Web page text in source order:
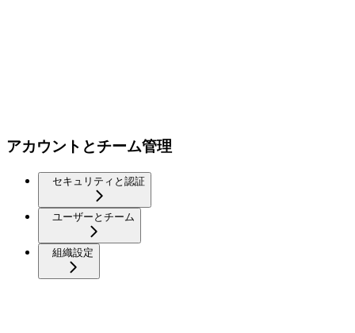
アカウントとチーム管理
セキュリティと認証
ユーザーとチーム
組織設定